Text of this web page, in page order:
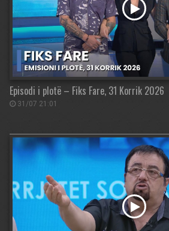
Episodi i plotë – Fiks Fare, 31 Korrik 2026
31/07 21:01